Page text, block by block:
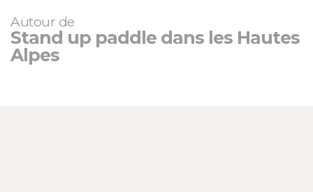
Autour de
Stand up paddle dans les Hautes
Alpes